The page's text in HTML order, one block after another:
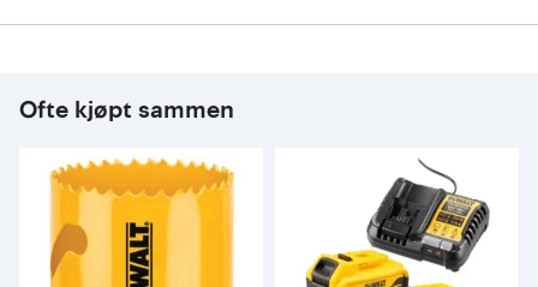
Ofte kjøpt sammen